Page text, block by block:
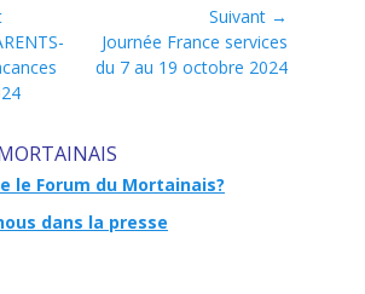
Suivant →
Article
suivant :
Journée France services
du 7 au 19 octobre 2024
le Forum du Mortainais?
dans la presse